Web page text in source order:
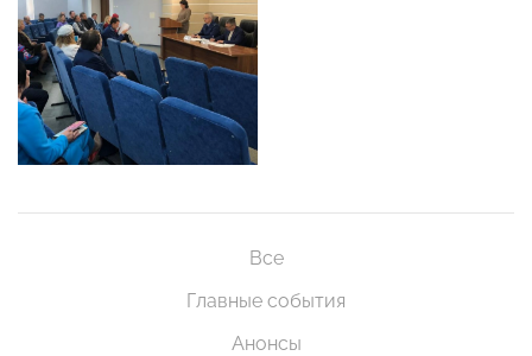
Все
Главные события
Анонсы